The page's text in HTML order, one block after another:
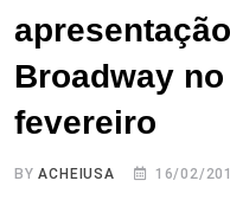
Broadway
fevereiro
BYACHEIUSA 16/02/